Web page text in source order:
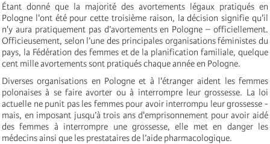
Étant donné que la majorité des avortements légaux pratiqués en
Pologne l'ont été pour cette troisième raison, la décision signifie qu'il
n'y aura pratiquement pas d’avortements en Pologne – officiellement.
Officieusement, selon l’une des principales organisations féministes du
pays, la Fédération des femmes et de la planification familiale, quelque
cent mille avortements sont pratiqués chaque année en Pologne.
Diverses organisations en Pologne et à l'étranger aident les femmes
polonaises à se faire avorter ou à interrompre leur grossesse. La loi
actuelle ne punit pas les femmes pour avoir interrompu leur grossesse -
mais, en imposant jusqu’à trois ans d'emprisonnement pour avoir aidé
des femmes à interrompre une grossesse, elle met en danger les
médecins ainsi que les prestataires de l’aide pharmacologique.